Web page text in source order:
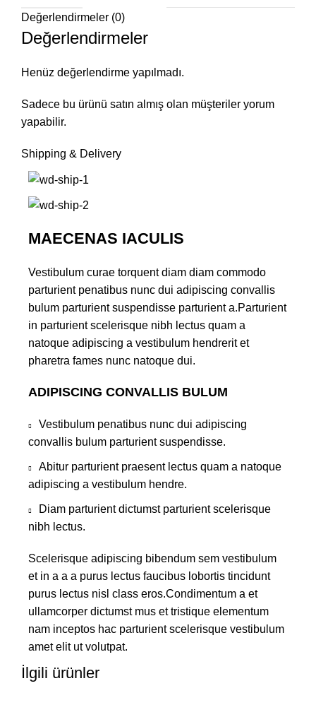
Değerlendirmeler (0)
Değerlendirmeler
Henüz değerlendirme yapılmadı.
Sadece bu ürünü satın almış olan müşteriler yorum
yapabilir.
Shipping & Delivery
MAECENAS IACULIS
Vestibulum curae torquent diam diam commodo
parturient penatibus nunc dui adipiscing convallis
bulum parturient suspendisse parturient a.Parturient
in parturient scelerisque nibh lectus quam a
natoque adipiscing a vestibulum hendrerit et
pharetra fames nunc natoque dui.
ADIPISCING CONVALLIS BULUM
Vestibulum penatibus nunc dui adipiscing
convallis bulum parturient suspendisse.
Abitur parturient praesent lectus quam a natoque
adipiscing a vestibulum hendre.
Diam parturient dictumst parturient scelerisque
nibh lectus.
Scelerisque adipiscing bibendum sem vestibulum
et in a a a purus lectus faucibus lobortis tincidunt
purus lectus nisl class eros.Condimentum a et
ullamcorper dictumst mus et tristique elementum
nam inceptos hac parturient scelerisque vestibulum
amet elit ut volutpat.
İlgili ürünler